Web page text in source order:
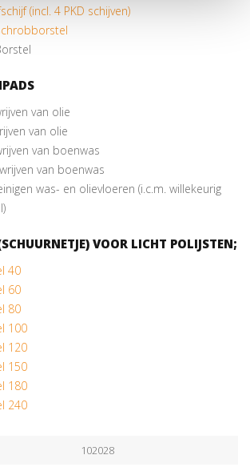
(incl. 4 PKD schijven)
van olie
van olie
van boenwas
van boenwas
was- en olievloeren (i.c.m. willekeurig
VOOR LICHT POLIJSTEN;
40
60
80
100
120
150
180
240
102028